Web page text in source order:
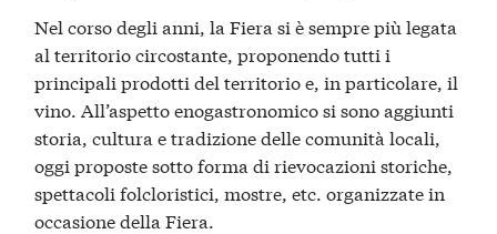
Nel corso degli anni, la Fiera si è sempre più legata
al territorio circostante, proponendo tutti i
principali prodotti del territorio e, in particolare, il
vino. All’aspetto enogastronomico si sono aggiunti
storia, cultura e tradizione delle comunità locali,
oggi proposte sotto forma di rievocazioni storiche,
spettacoli folcloristici, mostre, etc. organizzate in
occasione della Fiera.